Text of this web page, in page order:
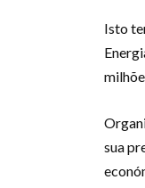
Isto
sua